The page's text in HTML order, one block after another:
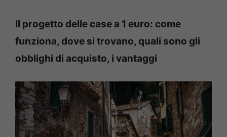
Il progetto delle case a 1 euro: come
funziona, dove si trovano, quali sono gli
obblighi di acquisto, i vantaggi